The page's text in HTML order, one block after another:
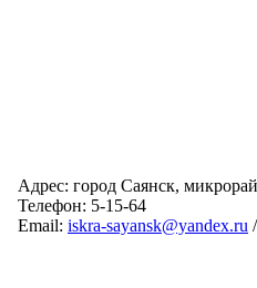
Адрес: город Саянск,
Телефон: 5-15-64
Email: iskra-sayansk@yandex.ru /